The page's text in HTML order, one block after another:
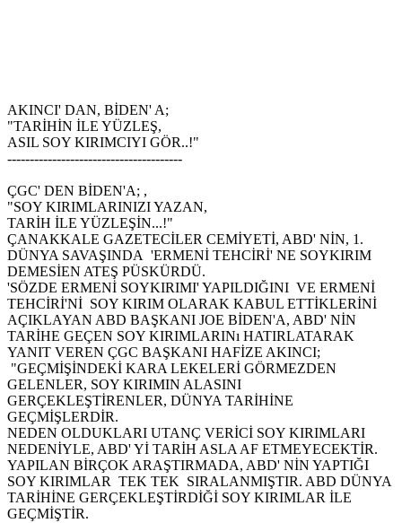
AKINCI' DAN, BİDEN' A;
"TARİHİN İLE YÜZLEŞ,
ASIL SOY KIRIMCIYI GÖR..!"
---------------------------------------
ÇGC' DEN BİDEN'A; ,
"SOY KIRIMLARINIZI YAZAN,
TARİH İLE YÜZLEŞİN...!"
ÇANAKKALE GAZETECİLER CEMİYETİ, ABD' NİN, 1.
DÜNYA SAVAŞINDA 'ERMENİ TEHCİRİ' NE SOYKIRIM
DEMESİEN ATEŞ PÜSKÜRDÜ.
'SÖZDE ERMENİ SOYKIRIMI' YAPILDIĞINI VE ERMENİ
TEHCİRİ'Nİ SOY KIRIM OLARAK KABUL ETTİKLERİNİ
AÇIKLAYAN ABD BAŞKANI JOE BİDEN'A, ABD' NİN
TARİHE GEÇEN SOY KIRIMLARINı HATIRLATARAK
YANIT VEREN ÇGC BAŞKANI HAFİZE AKINCI;
"GEÇMİŞİNDEKİ KARA LEKELERİ GÖRMEZDEN
GELENLER, SOY KIRIMIN ALASINI
GERÇEKLEŞTİRENLER, DÜNYA TARİHİNE
GEÇMİŞLERDİR.
NEDEN OLDUKLARI UTANÇ VERİCİ SOY KIRIMLARI
NEDENİYLE, ABD' Yİ TARİH ASLA AF ETMEYECEKTİR.
YAPILAN BİRÇOK ARAŞTIRMADA, ABD' NİN YAPTIĞI
SOY KIRIMLAR TEK TEK SIRALANMIŞTIR. ABD DÜNYA
TARİHİNE GERÇEKLEŞTİRDİĞİ SOY KIRIMLAR İLE
GEÇMİŞTİR.